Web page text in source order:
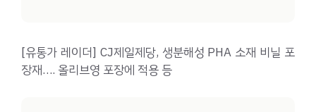
[유통가 레이더] CJ제일제당, 생분해성 PHA 소재 비닐 포
장재…. 올리브영 포장에 적용 등